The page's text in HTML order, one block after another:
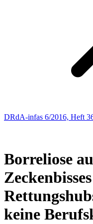
DRdA-infas 6/2016, Heft
Borreliose
keine